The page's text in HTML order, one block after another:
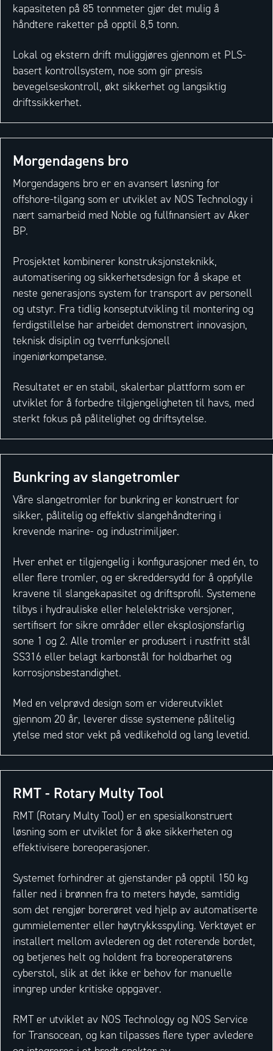
kapasiteten på 85 tonnmeter gjør det mulig å
håndtere raketter på opptil 8,5 tonn.
Lokal og ekstern drift muliggjøres gjennom et PLS-
basert kontrollsystem, noe som gir presis
bevegelseskontroll, økt sikkerhet og langsiktig
driftssikkerhet.
Morgendagens bro
Morgendagens bro er en avansert løsning for
offshore-tilgang som er utviklet av NOS Technology i
nært samarbeid med Noble og fullfinansiert av Aker
BP.
Prosjektet kombinerer konstruksjonsteknikk,
automatisering og sikkerhetsdesign for å skape et
neste generasjons system for transport av personell
og utstyr. Fra tidlig konseptutvikling til montering og
ferdigstillelse har arbeidet demonstrert innovasjon,
teknisk disiplin og tverrfunksjonell
ingeniørkompetanse.
Resultatet er en stabil, skalerbar plattform som er
utviklet for å forbedre tilgjengeligheten til havs, med
sterkt fokus på pålitelighet og driftsytelse.
Bunkring av slangetromler
Våre slangetromler for bunkring er konstruert for
sikker, pålitelig og effektiv slangehåndtering i
krevende marine- og industrimiljøer.
Hver enhet er tilgjengelig i konfigurasjoner med én, to
eller flere tromler, og er skreddersydd for å oppfylle
kravene til slangekapasitet og driftsprofil. Systemene
tilbys i hydrauliske eller helelektriske versjoner,
sertifisert for sikre områder eller eksplosjonsfarlig
sone 1 og 2. Alle tromler er produsert i rustfritt stål
SS316 eller belagt karbonstål for holdbarhet og
korrosjonsbestandighet.
Med en velprøvd design som er videreutviklet
gjennom 20 år, leverer disse systemene pålitelig
ytelse med stor vekt på vedlikehold og lang levetid.
RMT - Rotary Multy Tool
RMT (Rotary Multy Tool) er en spesialkonstruert
løsning som er utviklet for å øke sikkerheten og
effektivisere boreoperasjoner.
Systemet forhindrer at gjenstander på opptil 150 kg
faller ned i brønnen fra to meters høyde, samtidig
som det rengjør borerøret ved hjelp av automatiserte
gummielementer eller høytrykksspyling. Verktøyet er
installert mellom avlederen og det roterende bordet,
og betjenes helt og holdent fra boreoperatørens
cyberstol, slik at det ikke er behov for manuelle
inngrep under kritiske oppgaver.
RMT er utviklet av NOS Technology og NOS Service
for Transocean, og kan tilpasses flere typer avledere